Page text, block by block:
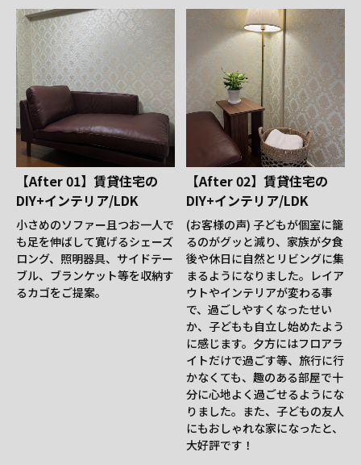
【After 01】賃貸住宅の
DIY+インテリア/LDK
小さめのソファー且つお一人で
も足を伸ばして寛げるシェーズ
ロング、照明器具、サイドテー
ブル、ブランケット等を収納す
るカゴをご提案。
【After 02】賃貸住宅の
DIY+インテリア/LDK
(お客様の声) 子どもが個室に籠
るのがグッと減り、家族が夕食
後や休日に自然とリビングに集
まるようになりました。レイア
ウトやインテリアが変わる事
で、過ごしやすくなったせい
か、子どもも自立し始めたよう
に感じます。夕方にはフロアラ
イトだけで過ごす等、旅行に行
かなくても、趣のある部屋で十
分に心地よく過ごせるようにな
りました。また、子どもの友人
にもおしゃれな家になったと、
大好評です！